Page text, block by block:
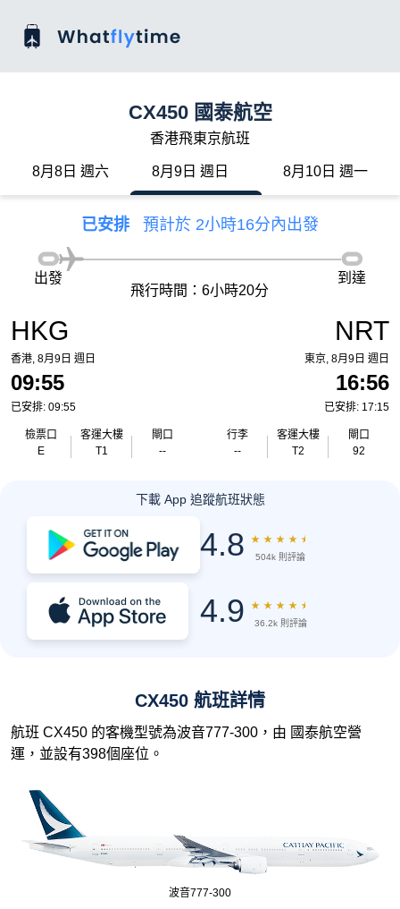
CX450 國泰航空
香港飛東京航班
8月8日 週六 8月9日 週日 8月10日 週一
已安排 預計於 2小時16分內出發
HKG
香港, 8月9日 週日
09:55
已安排: 09:55
檢票口
E
客運大樓
T1
閘口
--
出發
飛行時間：6小時20分
到達
NRT
東京, 8月9日 週日
16:56
已安排: 17:15
行李
--
客運大樓
T2
閘口
92
下載 App 追蹤航班狀態
4.8 ★ ★ ★ ★ ★
504k 則評論
4.9 ★ ★ ★ ★ ★
36.2k 則評論
CX450 航班詳情
航班 CX450 的客機型號為波音777-300，由 國泰航空營
運，並設有398個座位。
波音777-300